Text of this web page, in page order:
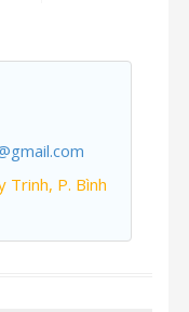
Trinh, P. Bình